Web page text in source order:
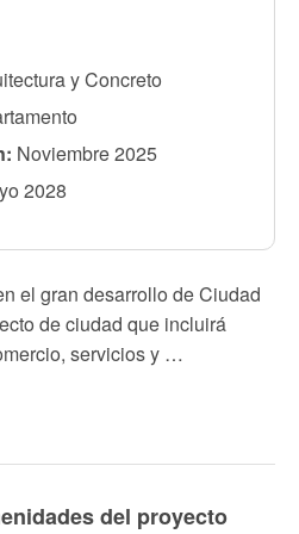
y Concreto
Noviembre 2025
2028
el gran desarrollo de Ciudad
de ciudad que incluirá
servicios y …
del proyecto